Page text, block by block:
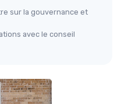
sur la gouvernance et
avec le conseil